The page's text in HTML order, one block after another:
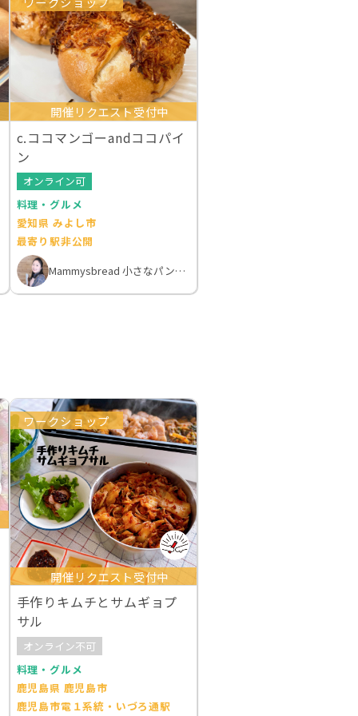
開催リクエスト受付中
c.ココマンゴーandココパイ
ン
オンライン可
料理・グルメ
愛知県 みよし市
最寄り駅非公開
Mammysbread 小さなパン教室
ワークショップ
開催リクエスト受付中
手作りキムチとサムギョプ
サル
オンライン不可
料理・グルメ
鹿児島県 鹿児島市
鹿児島市電１系統・いづろ通駅